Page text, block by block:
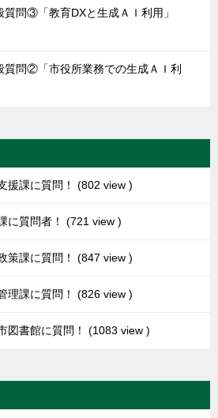
質問③「教育DXと生成ＡＩ利用」
質問②「市役所業務での生成ＡＩ利
援課に質問！ 802 view
に質問者！ 721 view
策課に質問！ 847 view
理課に質問！ 826 view
図書館に質問！ 1083 view